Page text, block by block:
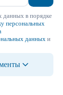
данных в порядке
персональных
данных и